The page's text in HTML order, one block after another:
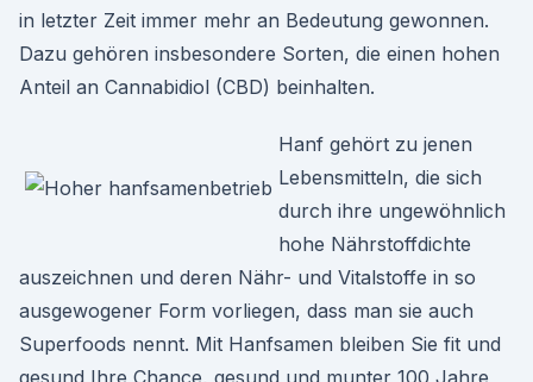
in letzter Zeit immer mehr an Bedeutung gewonnen.
Dazu gehören insbesondere Sorten, die einen hohen
Anteil an Cannabidiol (CBD) beinhalten.
Hanf gehört zu jenen
Lebensmitteln, die sich
durch ihre ungewöhnlich
hohe Nährstoffdichte
auszeichnen und deren Nähr- und Vitalstoffe in so
ausgewogener Form vorliegen, dass man sie auch
Superfoods nennt. Mit Hanfsamen bleiben Sie fit und
gesund Ihre Chance, gesund und munter 100 Jahre